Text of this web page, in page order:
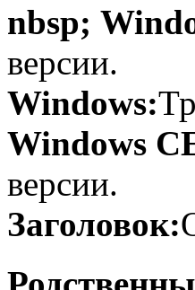
nbsp;
версии.
Windows:
Windows
версии.
Заголовок: